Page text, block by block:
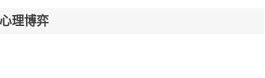
理博弈